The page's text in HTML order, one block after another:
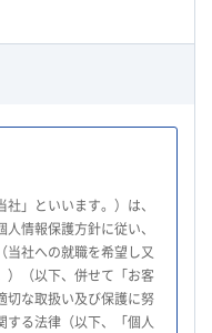
」といいます。）は、
情報保護方針に従い、
当社への就職を希望し又
）（以下、併せて「お客
切な取扱い及び保護に努
する法律（以下、「個人